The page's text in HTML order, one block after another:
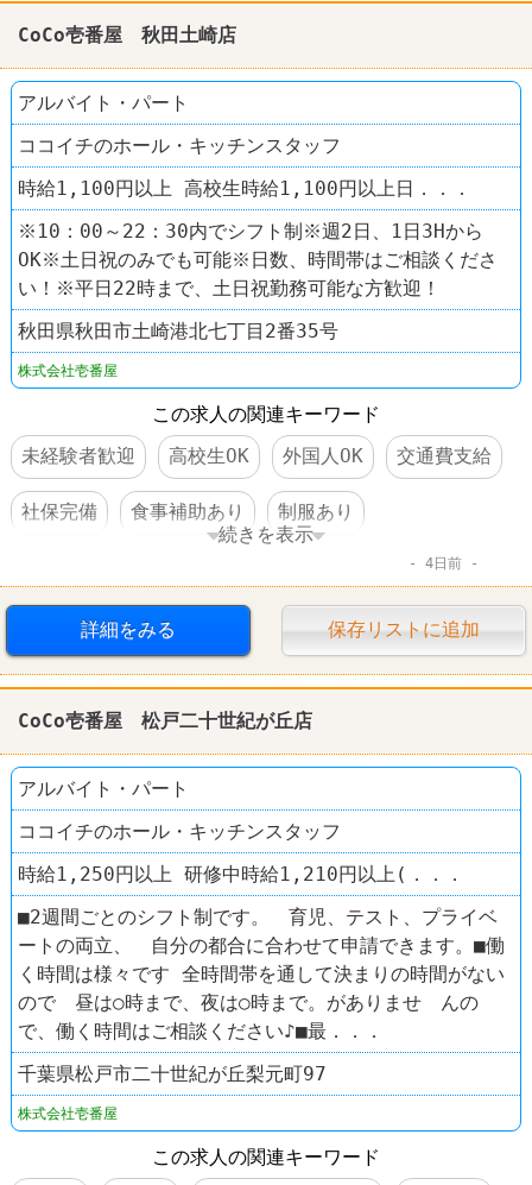
CoCo壱番屋 秋田土崎店
アルバイト・パート
ココイチのホール・キッチンスタッフ
時給1,100円以上 高校生時給1,100円以上日．．．
※10：00～22：30内でシフト制※週2日、1日3Hから
OK※土日祝のみでも可能※日数、時間帯はご相談くださ
い！※平日22時まで、土日祝勤務可能な方歓迎！
秋田県秋田市土崎港北七丁目2番35号
株式会社壱番屋
この求人の関連キーワード
未経験者歓迎
高校生OK 外国人OK 交通費支給
社保完備 食事補助あり 制服あり
ファーストフード CoCo壱番屋
続きを表示
4日前
詳細をみる 保存リストに追加
CoCo壱番屋 松戸二十世紀が丘店
アルバイト・パート
ココイチのホール・キッチンスタッフ
時給1,250円以上 研修中時給1,210円以上(．．．
■2週間ごとのシフト制です。 育児、テスト、プライベ
ートの両立、 自分の都合に合わせて申請できます。■働
く時間は様々です 全時間帯を通して決まりの時間がない
ので 昼は○時まで、夜は○時まで。がありませ んの
で、働く時間はご相談ください♪■最．．．
千葉県松戸市二十世紀が丘梨元町97
株式会社壱番屋
この求人の関連キーワード